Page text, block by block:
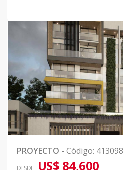
PROYECTO - Código: 413098
DESDE US$ 84,600